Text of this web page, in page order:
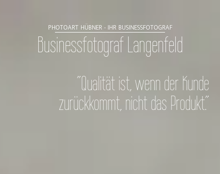
PHOTOART HÜBNER - IHR BUSINESSFOTOGRAF
Businessfotograf Langenfeld
"Qualität ist, wenn der Kunde
zurückkommt, nicht das Produkt."